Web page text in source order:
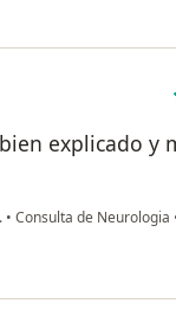
explicado y
• Consulta de Neurologia